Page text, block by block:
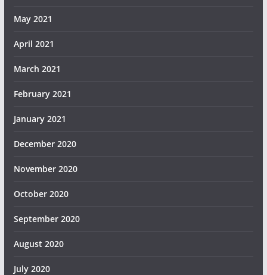
May 2021
April 2021
March 2021
February 2021
January 2021
December 2020
November 2020
October 2020
September 2020
August 2020
July 2020